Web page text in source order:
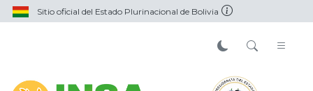
Sitio oficial del Estado Plurinacional de Bolivia